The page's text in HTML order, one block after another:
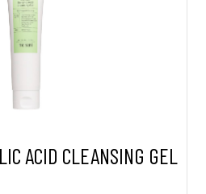
ACID CLEANSING GEL